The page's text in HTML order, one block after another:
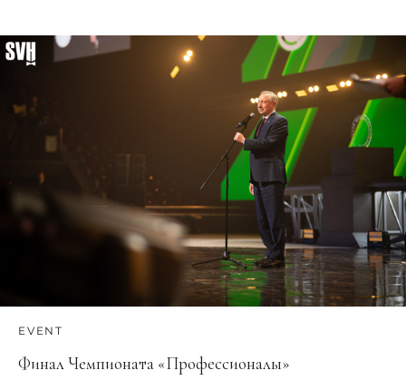
EVENT
Финал Чемпионата «Профессионалы»